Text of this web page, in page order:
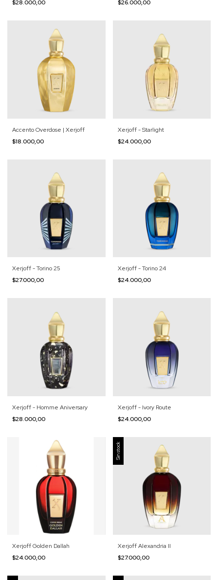
$28.000,00 $26.000,00
Accento Overdose | Xerjoff
$18.000,00
Xerjoff - Starlight
$24.000,00
Xerjoff - Torino 25
$27.000,00
Xerjoff - Torino 24
$24.000,00
Xerjoff - Homme Aniversary
$28.000,00
Xerjoff - Ivory Route
$24.000,00
Xerjoff Golden Dallah
$24.000,00
Sin stock
Xerjoff Alexandria II
$27.000,00